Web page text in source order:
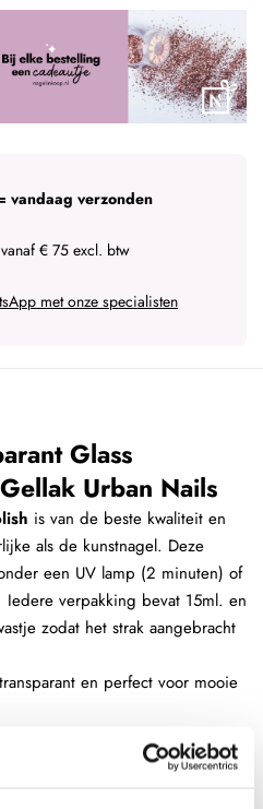
vandaag verzonden
vanaf € 75 excl. btw
met onze specialisten
Glass
Urban Nails
is van de beste kwaliteit en
als de kunstnagel. Deze
een UV lamp (2 minuten) of
verpakking bevat 15ml. en
zodat het strak aangebracht
en perfect voor mooie
gel is, is dit moeilijk weer te